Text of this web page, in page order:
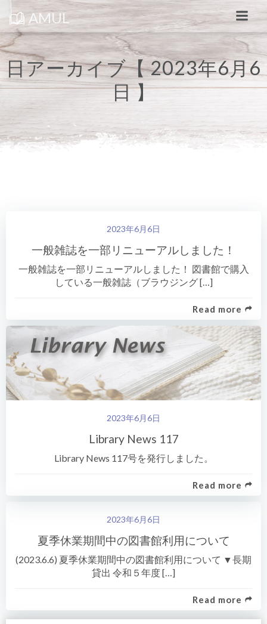
コ
ン
テ
ン
ツ
へ
ス
キ
ッ
プ
AMUL
日アーカイブ【 2023年6月6
日 】
2023年6月6日
一般雑誌を一部リニューアルしました！
一般雑誌を一部リニューアルしました！ 図書館で購入
している一般雑誌（ブラウジング […]
Read more
2023年6月6日
Library News 117
Library News 117号を発行しました。
Read more
2023年6月6日
夏季休業期間中の図書館利用について
(2023.6.6) 夏季休業期間中の図書館利用について ▼長期
貸出 令和５年度 […]
Read more